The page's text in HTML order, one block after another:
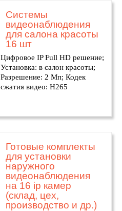
Системы
видеонаблюдения
для салона красоты
16 шт
Цифровое IP Full HD решение;
Установка: в салон красоты;
Разрешение: 2 Мп; Кодек
сжатия видео: H265
Готовые комплекты
для установки
наружного
видеонаблюдения
на 16 ip камер
(склад, цех,
производство и др.)